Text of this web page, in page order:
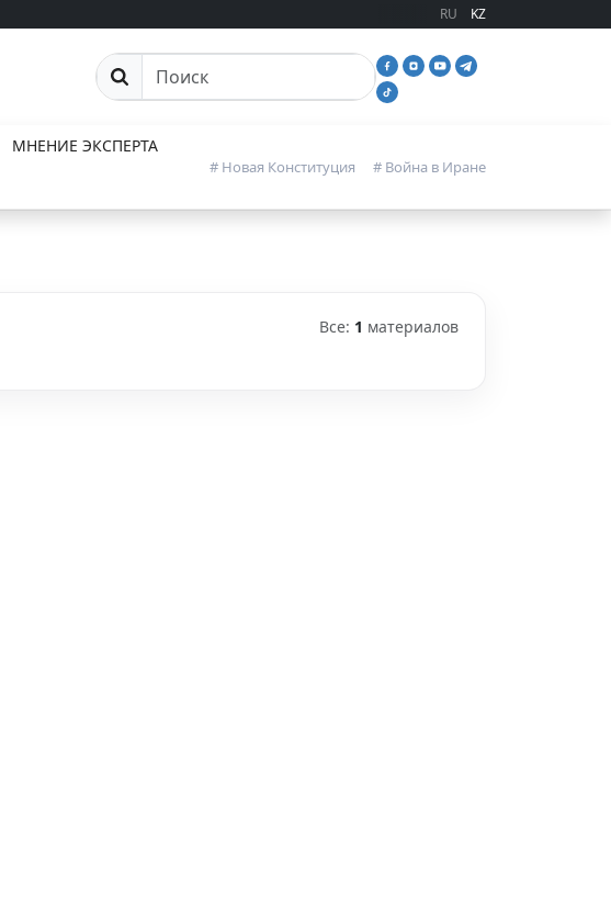
RU KZ
Поиск
МНЕНИЕ ЭКСПЕРТА
# Новая Конституция # Война в Иране
Все: 1 материалов